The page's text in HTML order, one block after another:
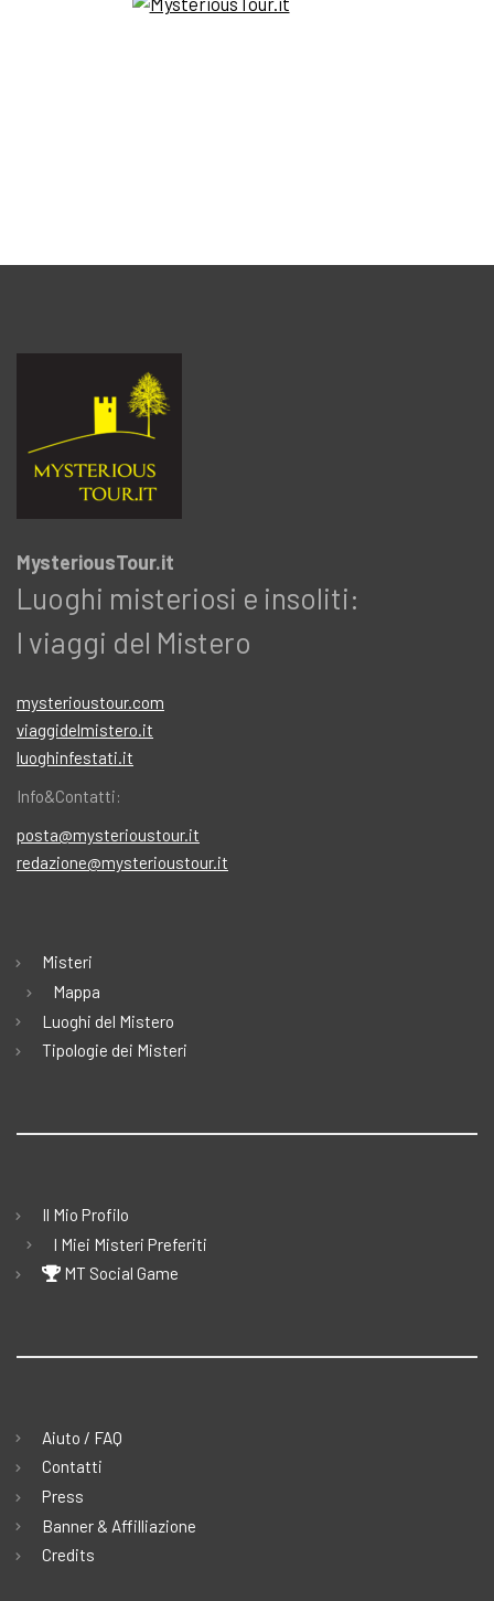
MysteriousTour.it
Luoghi misteriosi e insoliti:
I viaggi del Mistero
mysterioustour.com
viaggidelmistero.it
luoghinfestati.it
Info&Contatti:
posta@mysterioustour.it
redazione@mysterioustour.it
Misteri
Mappa
Luoghi del Mistero
Tipologie dei Misteri
Il Mio Profilo
I Miei Misteri Preferiti
MT Social Game
Aiuto / FAQ
Contatti
Press
Banner & Affilliazione
Credits